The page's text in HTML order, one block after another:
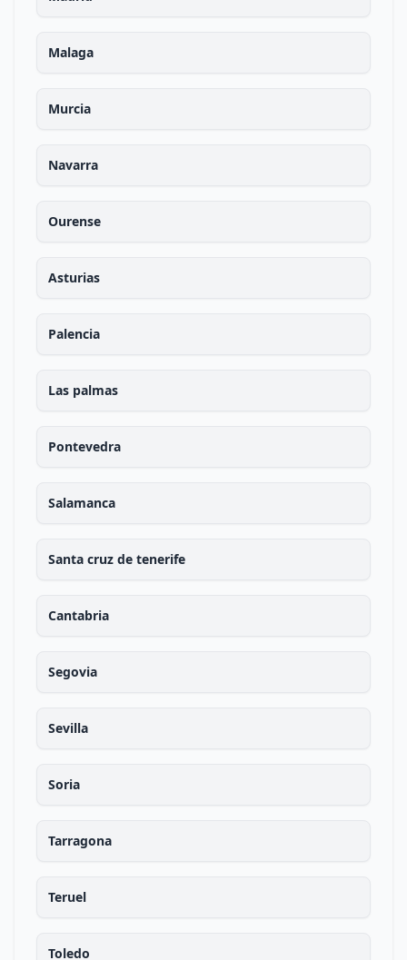
Malaga
Murcia
Navarra
Ourense
Asturias
Palencia
Las palmas
Pontevedra
Salamanca
Santa cruz de tenerife
Cantabria
Segovia
Sevilla
Soria
Tarragona
Teruel
Toledo